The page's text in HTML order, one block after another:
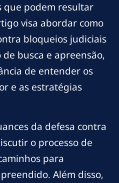
que podem resultar
visa abordar como
bloqueios judiciais
busca e apreensão,
de entender os
e as estratégias
da defesa contra
o processo de
para
Além disso,